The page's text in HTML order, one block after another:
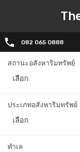
082 065 0888
สถานะอสังหาริมทรัพย์
เลือก
ประเภทอสังหาริมทรัพย์
เลือก
ทำเล